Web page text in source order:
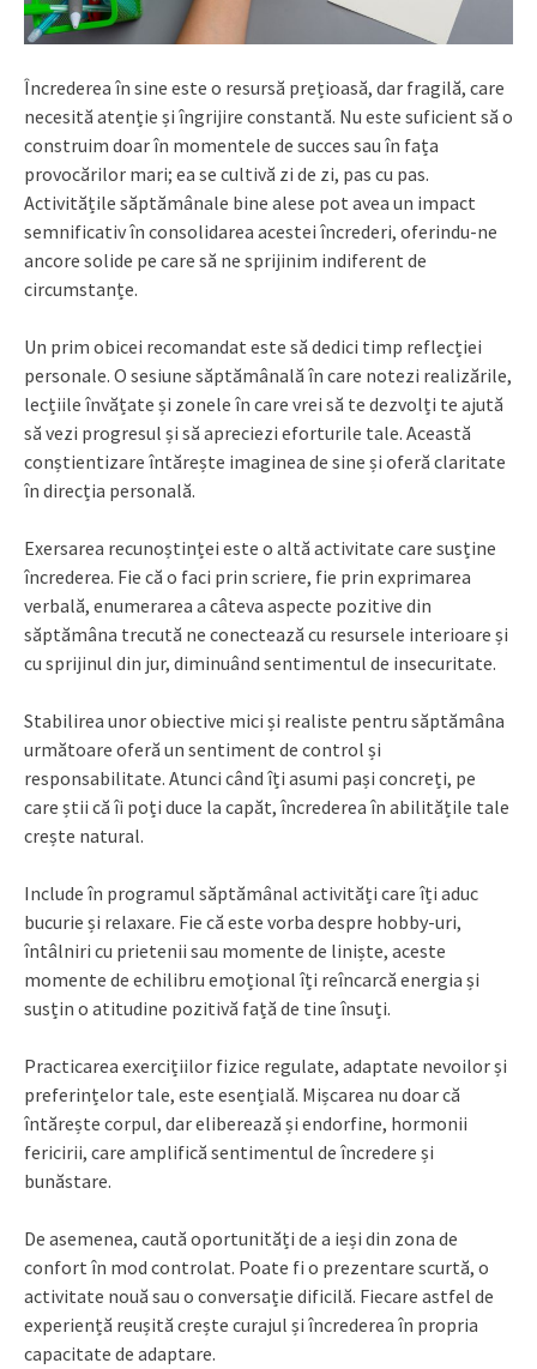
Încrederea în sine este o resursă prețioasă, dar fragilă, care
necesită atenție și îngrijire constantă. Nu este suficient să o
construim doar în momentele de succes sau în fața
provocărilor mari; ea se cultivă zi de zi, pas cu pas.
Activitățile săptămânale bine alese pot avea un impact
semnificativ în consolidarea acestei încrederi, oferindu-ne
ancore solide pe care să ne sprijinim indiferent de
circumstanțe.
Un prim obicei recomandat este să dedici timp reflecției
personale. O sesiune săptămânală în care notezi realizările,
lecțiile învățate și zonele în care vrei să te dezvolți te ajută
să vezi progresul și să apreciezi eforturile tale. Această
conștientizare întărește imaginea de sine și oferă claritate
în direcția personală.
Exersarea recunoștinței este o altă activitate care susține
încrederea. Fie că o faci prin scriere, fie prin exprimarea
verbală, enumerarea a câteva aspecte pozitive din
săptămâna trecută ne conectează cu resursele interioare și
cu sprijinul din jur, diminuând sentimentul de insecuritate.
Stabilirea unor obiective mici și realiste pentru săptămâna
următoare oferă un sentiment de control și
responsabilitate. Atunci când îți asumi pași concreți, pe
care știi că îi poți duce la capăt, încrederea în abilitățile tale
crește natural.
Include în programul săptămânal activități care îți aduc
bucurie și relaxare. Fie că este vorba despre hobby-uri,
întâlniri cu prietenii sau momente de liniște, aceste
momente de echilibru emoțional îți reîncarcă energia și
susțin o atitudine pozitivă față de tine însuți.
Practicarea exercițiilor fizice regulate, adaptate nevoilor și
preferințelor tale, este esențială. Mișcarea nu doar că
întărește corpul, dar eliberează și endorfine, hormonii
fericirii, care amplifică sentimentul de încredere și
bunăstare.
De asemenea, caută oportunități de a ieși din zona de
confort în mod controlat. Poate fi o prezentare scurtă, o
activitate nouă sau o conversație dificilă. Fiecare astfel de
experiență reușită crește curajul și încrederea în propria
capacitate de adaptare.